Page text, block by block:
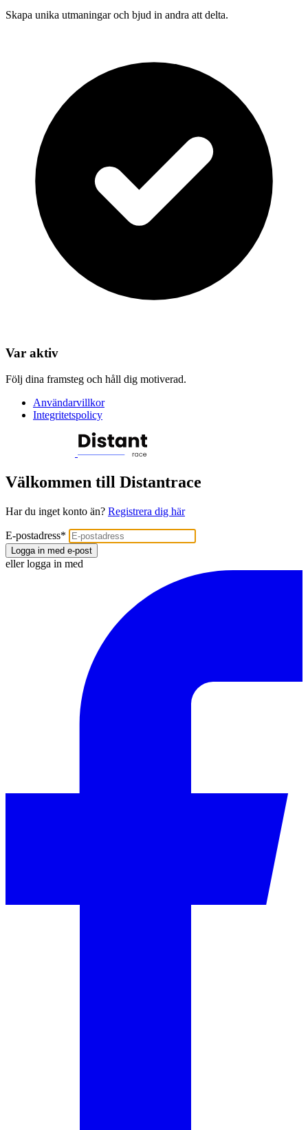
Skapa unika utmaningar och bjud in andra att delta.
Var aktiv
Följ dina framsteg och håll dig motiverad.
Användarvillkor
Integritetspolicy
Välkommen till Distantrace
Har du inget konto än? Registrera dig här
E-postadress*
Logga in med e-post
eller logga in med